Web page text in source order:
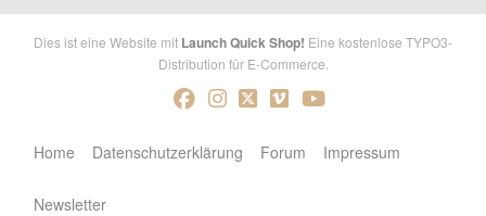
Home Datenschutzerklärung Forum Impressum
Newsletter
Dies ist eine Website mit Launch Quick Shop! Eine kostenlose TYPO3-
Distribution für E-Commerce.